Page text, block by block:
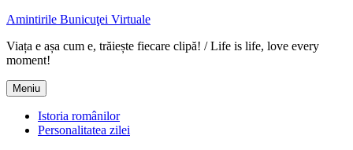
Amintirile Bunicuţei Virtuale
Viața e așa cum e, trăiește fiecare clipă! / Life is life, love every
moment!
Meniu
Istoria românilor
Personalitatea zilei